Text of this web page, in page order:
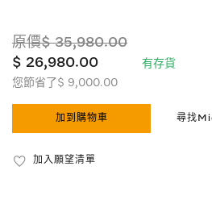
原價$ 35,980.00
$ 26,980.00
有存貨
您節省了$ 9,000.00
加到購物車 尋找
加入願望清單